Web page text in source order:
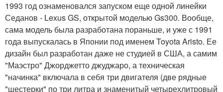
1993 год ознаменовался запуском еще одной линейки
Седанов - Lexus GS, открытой моделью Gs300. Вообще,
сама модель была разработана пораньше, и уже с 1991
года выпускалась в Японии под именем Toyota Aristo. Ее
дизайн был разработан даже не студией в США, а самим
"Маэстро" Джорджетто джуджаро, а техническая
"начинка" включала в себя три двигателя (две рядные
"шестерки" по три литра и знаменитый четырехлитровый